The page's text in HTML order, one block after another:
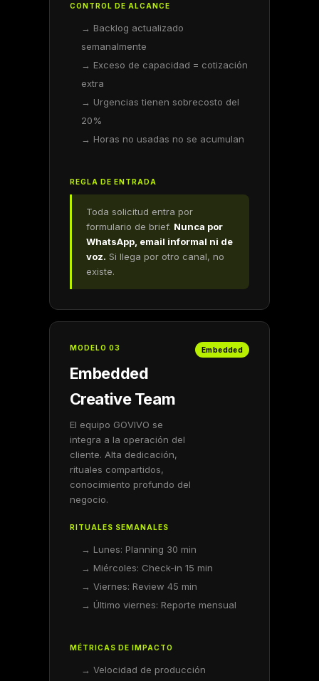
CONTROL DE ALCANCE
→ Backlog actualizado
semanalmente
→ Exceso de capacidad = cotización
extra
→ Urgencias tienen sobrecosto del
20%
→ Horas no usadas no se acumulan
REGLA DE ENTRADA
Toda solicitud entra por
formulario de brief. Nunca por
WhatsApp, email informal ni de
voz. Si llega por otro canal, no
existe.
MODELO 03
Embedded
Creative Team
El equipo GOVIVO se
integra a la operación del
cliente. Alta dedicación,
rituales compartidos,
conocimiento profundo del
negocio.
Embedded
RITUALES SEMANALES
→ Lunes: Planning 30 min
→ Miércoles: Check-in 15 min
→ Viernes: Review 45 min
→ Último viernes: Reporte mensual
MÉTRICAS DE IMPACTO
→ Velocidad de producción